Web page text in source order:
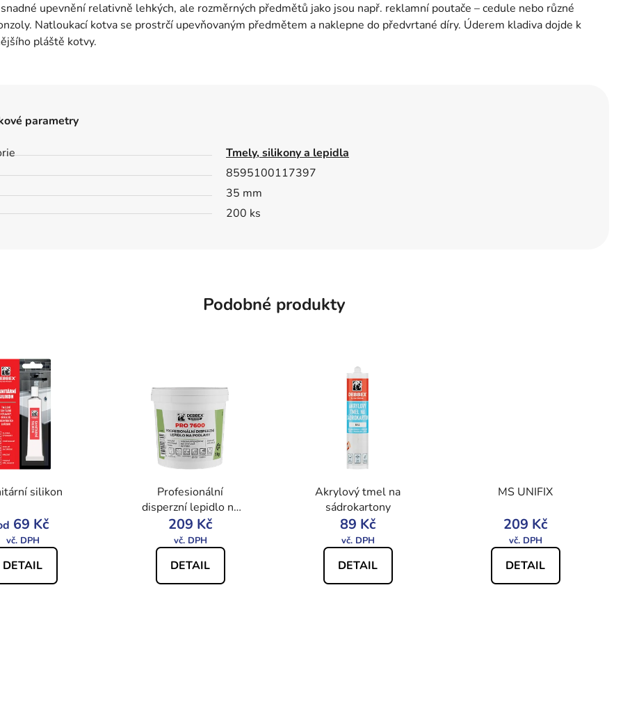
upevnění relativně lehkých, ale rozměrných předmětů jako jsou např. reklamní poutače – cedule nebo různé
Natloukací kotva se prostrčí upevňovaným předmětem a naklepne do předvrtané díry. Úderem kladiva dojde k
pláště kotvy.
parametry
Tmely, silikony a lepidla
8595100117397
35 mm
200 ks
Podobné produkty
silikon
69 Kč
DETAIL
Profesionální
disperzní lepidlo na
podlahy PRO 7600
209 Kč
DETAIL
Akrylový tmel na
sádrokartony
89 Kč
DETAIL
MS UNIFIX
209 Kč
DETAIL